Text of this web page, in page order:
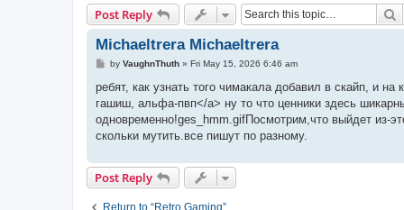
Post Reply
Michaeltrera Michaeltrera
P
s
by VaughnThuth» Fri May 15, 2026 6:46 am
ребят, как узнать того чимакала добавил в скайп, и
гашиш, альфа-пвп</a> ну то что ценники здесь
одновременно!ges_hmm.gifПосмотрим,что выйдет из-
скольки мутить.все пишут по разному.
Post Reply
Return to “Retro Gaming”